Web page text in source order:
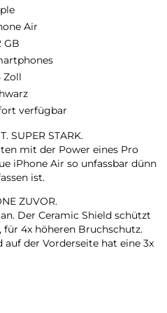
Air
GB
Zoll
verfügbar
SUPER STARK.
mit der Power eines Pro
iPhone Air so unfassbar dünn
ist.
ZUVOR.
Der Ceramic Shield schützt
für 4x höheren Bruchschutz.
auf der Vorderseite hat eine 3x
mit 2x Zoom in optischer
Aufnahmen – direkt von dort,